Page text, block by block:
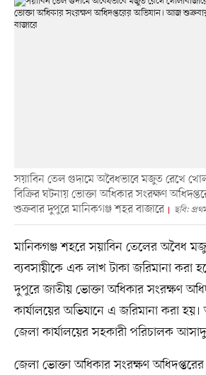
সয়াবিন তেল গুদামে অবৈধভাবে মজুত রেখে
বিক্রির ঘটনায় ভোক্তা অধিকার সংরক্ষণ
শুক্রবার দুপুরে মানিকগঞ্জ শহর বাজারে
ছবি:
মানিকগঞ্জ শহরে সয়াবিন তেলের অবৈধ
ব্যবসায়ীকে এক লাখ টাকা জরিমানা করা
দুপুরে জাতীয় ভোক্তা অধিকার সংরক্ষণ
কার্যালয়ের অভিযানে এ জরিমানা করা
জেলা কার্যালয়ের সহকারী পরিচালক
জেলা ভোক্তা অধিকার সংরক্ষণ অধিদপ্তরের